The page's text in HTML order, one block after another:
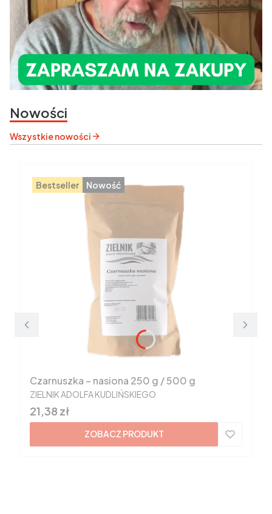
Nowości
Wszystkie nowości
Bestseller Nowość
Czarnuszka – nasiona 250 g / 500 g
PRODUCENT
ZIELNIK ADOLFA KUDLIŃSKIEGO
Cena
21,38 zł
ZOBACZ PRODUKT